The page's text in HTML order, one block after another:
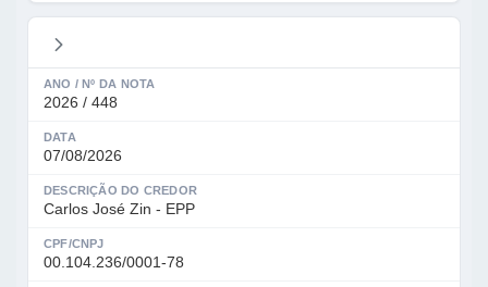
ANO / Nº DA NOTA
2026 / 448
DATA
07/08/2026
DESCRIÇÃO DO CREDOR
Carlos José Zin - EPP
CPF/CNPJ
00.104.236/0001-78